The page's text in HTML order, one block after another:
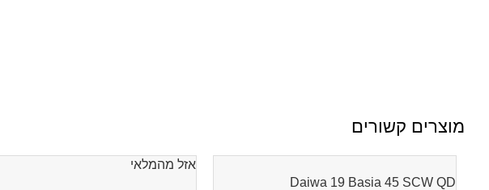
מוצרים קשורים
Daiwa 19 Basia 45 SCW QD
אזל מהמלאי